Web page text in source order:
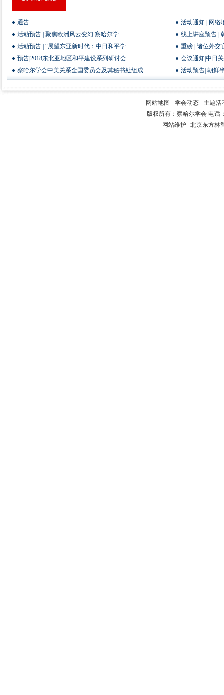
通告
活动通知 | 网络
活动预告 | 聚焦欧洲风云变幻 察哈尔学
线上讲座预告 |
活动预告 | “展望东亚新时代：中日和平学
重磅 | 诸位外交
预告|2018东北亚地区和平建设系列研讨会
会议通知|中日
察哈尔学会中美关系全国委员会及其秘书处组成
活动预告| 朝鲜
网站地图 学会动态
主题活
版权所有：察哈尔学会 电话
网站维护 北京东方林